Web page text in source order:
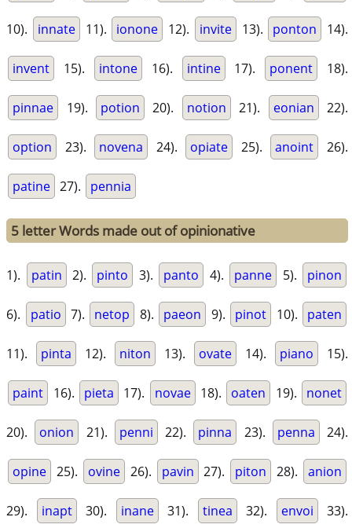
10). innate 11). ionone 12). invite 13). ponton 14).
invent 15). intone 16). intine 17). ponent 18).
pinnae 19). potion 20). notion 21). eonian 22).
option 23). novena 24). opiate 25). anoint 26).
patine 27). pennia
5 letter Words made out of opinionative
1). patin 2). pinto 3). panto 4). panne 5). pinon
6). patio 7). netop 8). paeon 9). pinot 10). paten
11). pinta 12). niton 13). ovate 14). piano 15).
paint 16). pieta 17). novae 18). oaten 19). nonet
20). onion 21). penni 22). pinna 23). penna 24).
opine 25). ovine 26). pavin 27). piton 28). anion
29). inapt 30). inane 31). tinea 32). envoi 33).